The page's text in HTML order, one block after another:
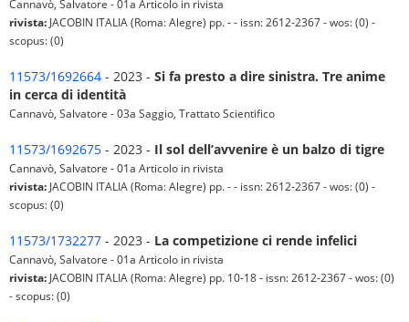
Cannavò, Salvatore - 01a Articolo in rivista
rivista: JACOBIN ITALIA (Roma: Alegre) pp. - - issn: 2612-2367 - wos: (0) -
scopus: (0)
11573/1692664 - 2023 - Si fa presto a dire sinistra. Tre anime
in cerca di identità
Cannavò, Salvatore - 03a Saggio, Trattato Scientifico
11573/1692675 - 2023 - Il sol dell’avvenire è un balzo di tigre
Cannavò, Salvatore - 01a Articolo in rivista
rivista: JACOBIN ITALIA (Roma: Alegre) pp. - - issn: 2612-2367 - wos: (0) -
scopus: (0)
11573/1732277 - 2023 - La competizione ci rende infelici
Cannavò, Salvatore - 01a Articolo in rivista
rivista: JACOBIN ITALIA (Roma: Alegre) pp. 10-18 - issn: 2612-2367 - wos: (0)
- scopus: (0)